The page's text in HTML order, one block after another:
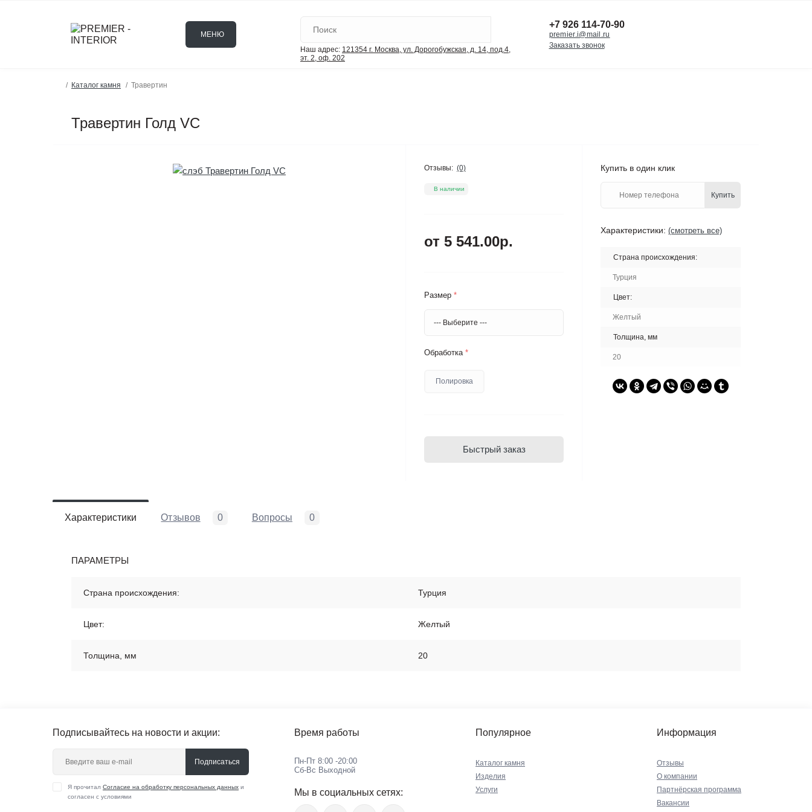
МЕНЮ
Наш адрес: 121354 г. Москва, ул. Дорогобужская, д. 14, под.4,
эт. 2, оф. 202
+7 926 114-70-90
premier.i@mail.ru
Заказать звонок
Каталог камня Травертин
Травертин Голд VC
Отзывы: (0)
В наличии
от 5 541.00р.
Размер *
Обработка *
Полировка
Быстрый заказ
Купить в один клик
Купить
Характеристики: (смотреть все)
Страна происхождения:
Турция
Цвет:
Желтый
Толщина, мм
20
Характеристики Отзывов 0 Вопросы 0
ПАРАМЕТРЫ
Страна происхождения: Турция
Цвет: Желтый
Толщина, мм 20
Подписывайтесь на новости и акции:
Подписаться
Я прочитал Согласие на обработку персональных данных и
согласен с условиями
Время работы
Пн-Пт 8:00 -20:00
Сб-Вс Выходной
Мы в социальных сетях:
Популярное
Каталог камня
Изделия
Услуги
Информация
Отзывы
О компании
Партнёрская программа
Вакансии